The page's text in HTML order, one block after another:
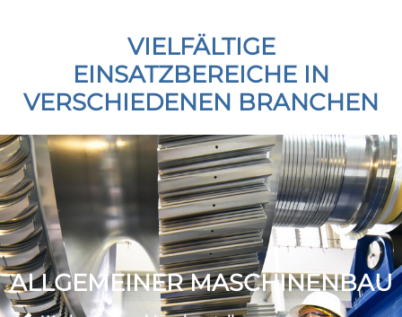
VIELFÄLTIGE
EINSATZBEREICHE IN
VERSCHIEDENEN BRANCHEN
ALLGEMEINER MASCHINENBAU